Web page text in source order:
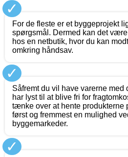
✓
For de fleste er et byggeprojekt
spørgsmål. Dermed kan det
hos en netbutik, hvor du kan
omkring håndsav.
✓
Såfremt du vil have varerne med
har lyst til at blive fri for
tænke over at hente produkterne
først og fremmest en mulighed
byggemarkeder.
✓